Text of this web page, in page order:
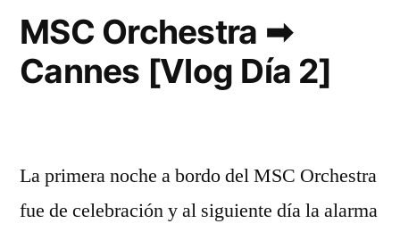
3]
MSC Orchestra ➡
Cannes [Vlog Día 2]
La primera noche a bordo del MSC Orchestra
fue de celebración y al siguiente día la alarma